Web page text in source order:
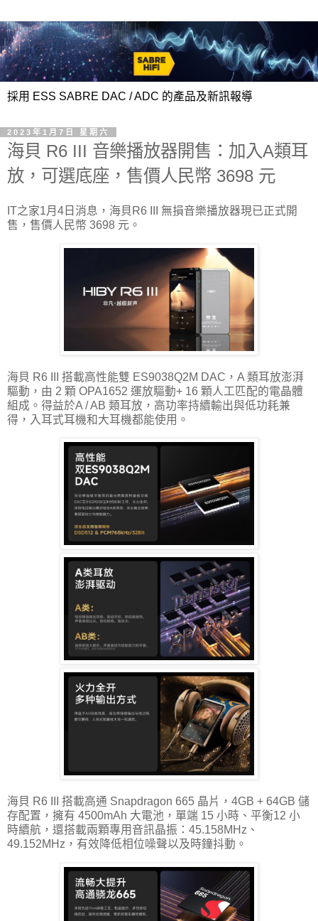
採用 ESS SABRE DAC / ADC 的產品及新訊報導
2023年1月7日 星期六
海貝 R6 III 音樂播放器開售：加入A類耳
放，可選底座，售價人民幣 3698 元
IT之家1月4日消息，海貝R6 III 無損音樂播放器現已正式開
售，售價人民幣 3698 元。
海貝 R6 III 搭載高性能雙 ES9038Q2M DAC，A 類耳放澎湃
驅動，由 2 顆 OPA1652 運放驅動+ 16 顆人工匹配的電晶體
組成。得益於A / AB 類耳放，高功率持續輸出與低功耗兼
得，入耳式耳機和大耳機都能使用。
海貝 R6 III 搭載高通 Snapdragon 665 晶片，4GB + 64GB 儲
存配置，擁有 4500mAh 大電池，單端 15 小時、平衡12 小
時續航，還搭載兩顆專用音訊晶振：45.158MHz、
49.152MHz，有效降低相位噪聲以及時鐘抖動。